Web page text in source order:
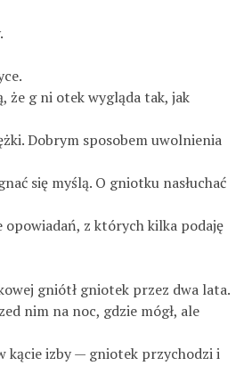
że g ni otek wygląda tak, jak
Dobrym sposobem uwolnienia
się myślą. O gniotku nasłuchać
opowiadań, z których kilka podaję
gniótł gniotek przez dwa lata.
nim na noc, gdzie mógł, ale
kącie izby — gniotek przychodzi i